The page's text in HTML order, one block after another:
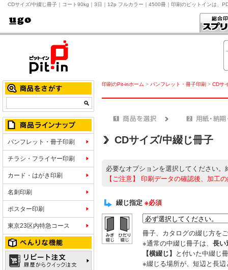
CDサイズ/中綴じ冊子｜コート90kg｜3日｜12p フルカラー｜4500冊｜印刷のピットインは、
パンフレット・冊子印刷
チラシ・フライヤー印刷
カード・はがき印刷
名刺印刷
ポスター印刷
東京23区内特急コース
印刷のPit-inホーム > パンフレット・冊子印刷 > CDサ
CDサイズ/中綴じ冊子
必要なオプションを選択してください。
【ご注意】
印刷データの確認後、加工
綴じ指定 ※必須
冊子、カタログの綴じ方を
※通常の中綴じ冊子は、 長い
【横綴じ】
と付いた中綴じ
※綴じる場所が、短辺と長